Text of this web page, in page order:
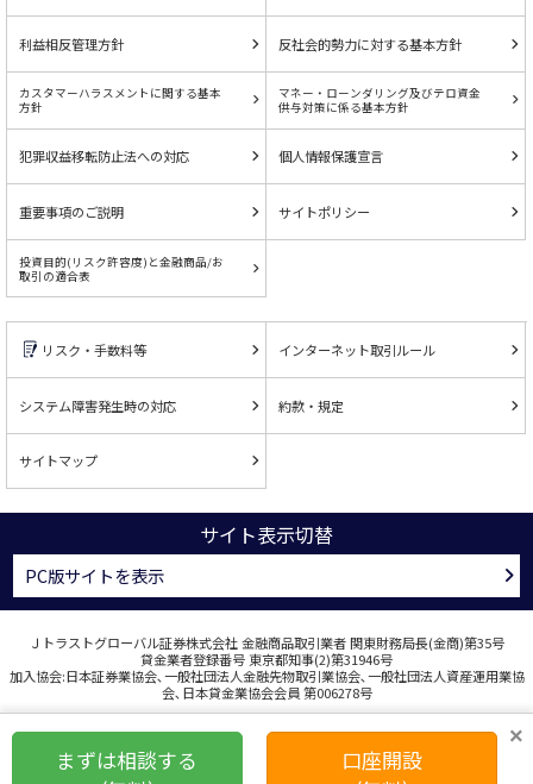
利益相反管理方針 反社会的勢力に対する基本方針
カスタマーハラスメントに関する基本
方針
マネー・ローンダリング及びテロ資金
供与対策に係る基本方針
犯罪収益移転防止法への対応 個人情報保護宣言
重要事項のご説明 サイトポリシー
投資目的(リスク許容度)と金融商品/お
取引の適合表
リスク・手数料等 インターネット取引ルール
システム障害発生時の対応 約款・規定
サイトマップ
サイト表示切替
PC版サイトを表示
Ｊトラストグローバル証券株式会社 金融商品取引業者 関東財務局長(金商)第35号
貸金業者登録番号 東京都知事(2)第31946号
加入協会:日本証券業協会､一般社団法人金融先物取引業協会､一般社団法人資産運用業協
会､日本貸金業協会会員 第006278号
×
まずは相談する
口座開設